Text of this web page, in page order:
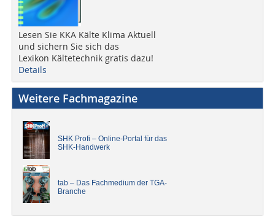
Lesen Sie KKA Kälte Klima Aktuell
und sichern Sie sich das
Lexikon Kältetechnik gratis dazu!
Details
Weitere Fachmagazine
SHK Profi – Online-Portal für das
SHK-Handwerk
tab – Das Fachmedium der TGA-
Branche